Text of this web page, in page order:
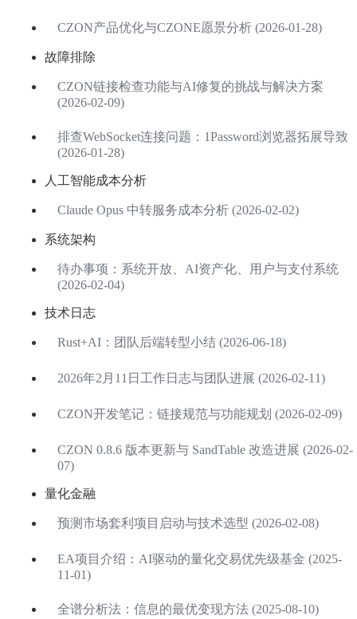
CZON产品优化与CZONE愿景分析 (2026-01-28)
故障排除
CZON链接检查功能与AI修复的挑战与解决方案
(2026-02-09)
排查WebSocket连接问题：1Password浏览器拓展导致
(2026-01-28)
人工智能成本分析
Claude Opus 中转服务成本分析 (2026-02-02)
系统架构
待办事项：系统开放、AI资产化、用户与支付系统
(2026-02-04)
技术日志
Rust+AI：团队后端转型小结 (2026-06-18)
2026年2月11日工作日志与团队进展 (2026-02-11)
CZON开发笔记：链接规范与功能规划 (2026-02-09)
CZON 0.8.6 版本更新与 SandTable 改造进展 (2026-02-
07)
量化金融
预测市场套利项目启动与技术选型 (2026-02-08)
EA项目介绍：AI驱动的量化交易优先级基金 (2025-
11-01)
全谱分析法：信息的最优变现方法 (2025-08-10)